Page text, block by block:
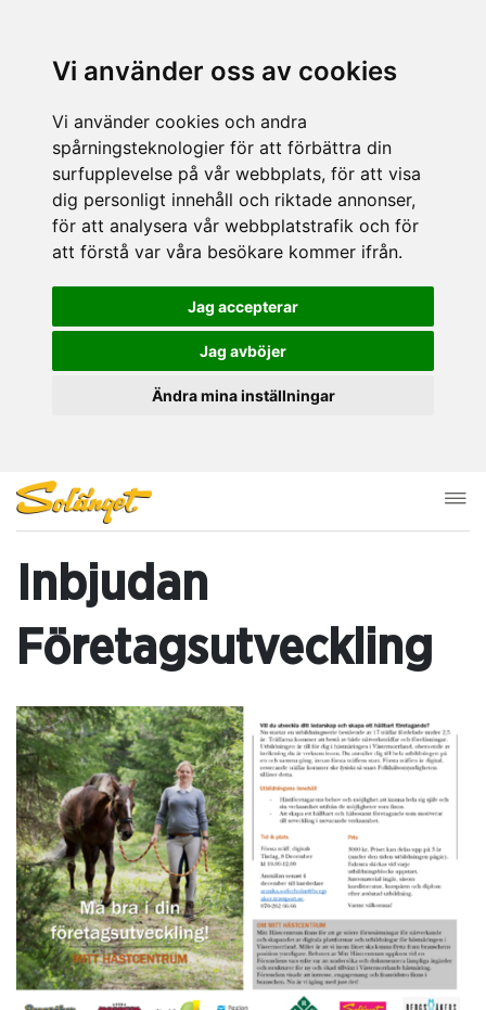
Vi använder oss av cookies
Vi använder cookies och andra
spårningsteknologier för att förbättra din
surfupplevelse på vår webbplats, för att visa
dig personligt innehåll och riktade annonser,
för att analysera vår webbplatstrafik och för
att förstå var våra besökare kommer ifrån.
Jag accepterar
Jag avböjer
Ändra mina inställningar
Inbjudan
Företagsutveckling